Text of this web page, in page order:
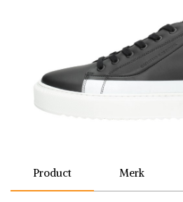
Product Merk